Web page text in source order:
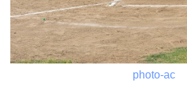
photo-ac